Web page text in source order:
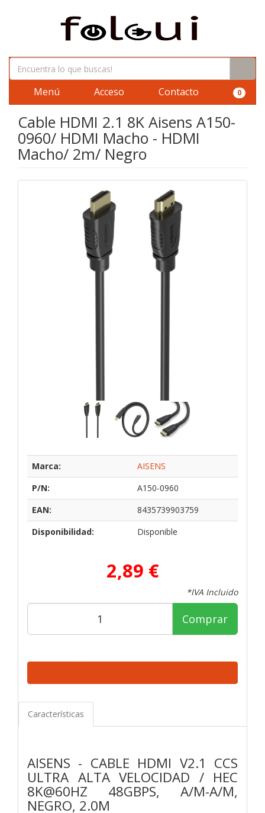
Menú Acceso Contacto 0
Cable HDMI 2.1 8K Aisens A150-
0960/ HDMI Macho - HDMI
Macho/ 2m/ Negro
Marca:
AISENS
P/N:
A150-0960
EAN:
8435739903759
Disponibilidad:
Disponible
2,89 €
*IVA Incluido
Comprar
Características
AISENS - CABLE HDMI V2.1 CCS
ULTRA ALTA VELOCIDAD / HEC
8K@60HZ 48GBPS, A/M-A/M,
NEGRO, 2.0M